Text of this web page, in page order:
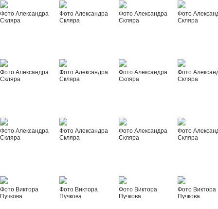
Фото Александра
Скляра
Фото Александра
Скляра
Фото Александра
Скляра
Фото
Скляра
Фото Александра
Скляра
Фото Александра
Скляра
Фото Александра
Скляра
Фото
Скляра
Фото Александра
Скляра
Фото Александра
Скляра
Фото Александра
Скляра
Фото
Скляра
Фото Виктора
Пучкова
Фото Виктора
Пучкова
Фото Виктора
Пучкова
Фото Виктора
Пучкова